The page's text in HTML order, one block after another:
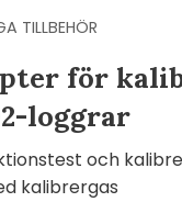
TILLBEHÖR
för
loggrar
och
kalibrergas